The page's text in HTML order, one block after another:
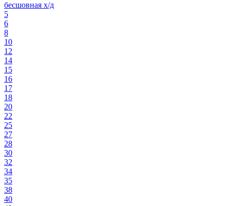
бесшовная х/д
5
6
8
10
12
14
15
16
17
18
20
22
25
27
28
30
32
34
35
38
40